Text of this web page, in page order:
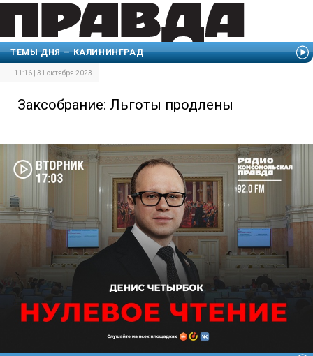
ТЕМЫ ДНЯ — КАЛИНИНГРАД
11:16 | 31 октября 2023
Заксобрание: Льготы продлены